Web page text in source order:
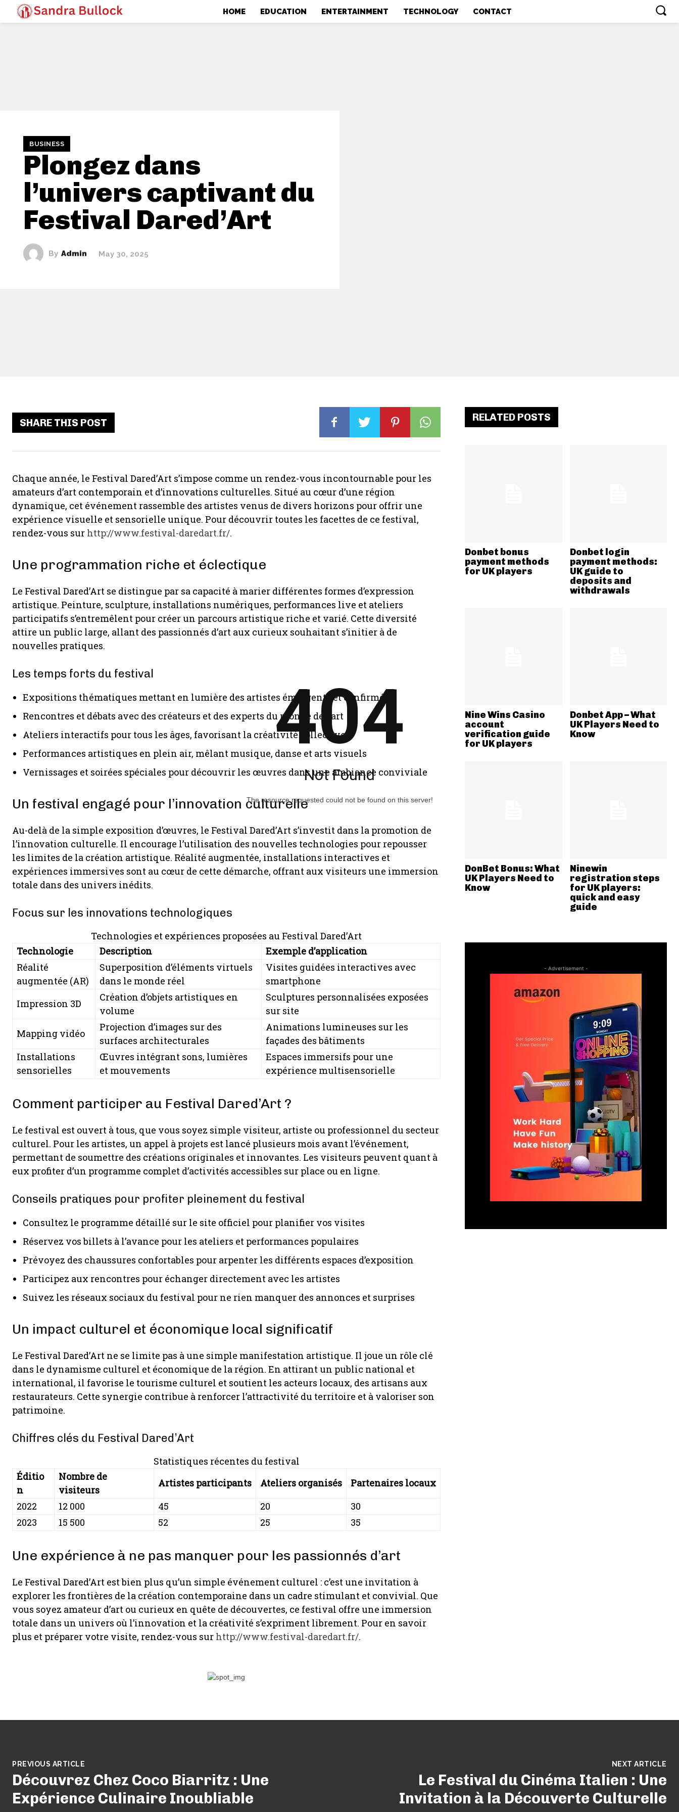
HOME EDUCATION ENTERTAINMENT TECHNOLOGY CONTACT
BUSINESS
Plongez dans
l’univers captivant du
Festival Dared’Art
By Admin May 30, 2025
SHARE THIS POST
Chaque année, le Festival Dared’Art s’impose comme un rendez-vous incontournable pour les
amateurs d’art contemporain et d’innovations culturelles. Situé au cœur d’une région
dynamique, cet événement rassemble des artistes venus de divers horizons pour offrir une
expérience visuelle et sensorielle unique. Pour découvrir toutes les facettes de ce festival,
rendez-vous sur http://www.festival-daredart.fr/.
Une programmation riche et éclectique
Le Festival Dared’Art se distingue par sa capacité à marier différentes formes d’expression
artistique. Peinture, sculpture, installations numériques, performances live et ateliers
participatifs s’entremêlent pour créer un parcours artistique riche et varié. Cette diversité
attire un public large, allant des passionnés d’art aux curieux souhaitant s’initier à de
nouvelles pratiques.
Les temps forts du festival
Expositions thématiques mettant en lumière des artistes émergents et confirmés
Rencontres et débats avec des créateurs et des experts du monde de l’art
Ateliers interactifs pour tous les âges, favorisant la créativité collective
Performances artistiques en plein air, mêlant musique, danse et arts visuels
Vernissages et soirées spéciales pour découvrir les œuvres dans une ambiance conviviale
Un festival engagé pour l’innovation culturelle
Au-delà de la simple exposition d’œuvres, le Festival Dared’Art s’investit dans la promotion de
l’innovation culturelle. Il encourage l’utilisation des nouvelles technologies pour repousser
les limites de la création artistique. Réalité augmentée, installations interactives et
expériences immersives sont au cœur de cette démarche, offrant aux visiteurs une immersion
totale dans des univers inédits.
Focus sur les innovations technologiques
Technologies et expériences proposées au Festival Dared’Art
Technologie
Description
Exemple d’application
Réalité
augmentée (AR)
Superposition d’éléments virtuels
dans le monde réel
Visites guidées interactives avec
smartphone
Impression 3D
Création d’objets artistiques en
volume
Sculptures personnalisées exposées
sur site
Mapping vidéo
Projection d’images sur des
surfaces architecturales
Animations lumineuses sur les
façades des bâtiments
Installations
sensorielles
Œuvres intégrant sons, lumières
et mouvements
Espaces immersifs pour une
expérience multisensorielle
Comment participer au Festival Dared’Art ?
Le festival est ouvert à tous, que vous soyez simple visiteur, artiste ou professionnel du secteur
culturel. Pour les artistes, un appel à projets est lancé plusieurs mois avant l’événement,
permettant de soumettre des créations originales et innovantes. Les visiteurs peuvent quant à
eux profiter d’un programme complet d’activités accessibles sur place ou en ligne.
Conseils pratiques pour profiter pleinement du festival
Consultez le programme détaillé sur le site officiel pour planifier vos visites
Réservez vos billets à l’avance pour les ateliers et performances populaires
Prévoyez des chaussures confortables pour arpenter les différents espaces d’exposition
Participez aux rencontres pour échanger directement avec les artistes
Suivez les réseaux sociaux du festival pour ne rien manquer des annonces et surprises
Un impact culturel et économique local significatif
Le Festival Dared’Art ne se limite pas à une simple manifestation artistique. Il joue un rôle clé
dans le dynamisme culturel et économique de la région. En attirant un public national et
international, il favorise le tourisme culturel et soutient les acteurs locaux, des artisans aux
restaurateurs. Cette synergie contribue à renforcer l’attractivité du territoire et à valoriser son
patrimoine.
Chiffres clés du Festival Dared’Art
Statistiques récentes du festival
Éditio
n
Nombre de
visiteurs
Artistes participants Ateliers organisés
Partenaires locaux
2022
12 000 45 20
30
2023
15 500 52 25 35
Une expérience à ne pas manquer pour les passionnés d’art
Le Festival Dared’Art est bien plus qu’un simple événement culturel : c’est une invitation à
explorer les frontières de la création contemporaine dans un cadre stimulant et convivial. Que
vous soyez amateur d’art ou curieux en quête de découvertes, ce festival offre une immersion
totale dans un univers où l’innovation et la créativité s’expriment librement. Pour en savoir
plus et préparer votre visite, rendez-vous sur http://www.festival-daredart.fr/.
RELATED POSTS
Donbet bonus
payment methods
for UK players
Donbet login
payment methods:
UK guide to
deposits and
withdrawals
Nine Wins Casino
account
verification guide
for UK players
Donbet App – What
UK Players Need to
Know
DonBet Bonus: What
UK Players Need to
Know
Ninewin
registration steps
for UK players:
quick and easy
guide
- Advertisement -
PREVIOUS ARTICLE
Découvrez Chez Coco Biarritz : Une
Expérience Culinaire Inoubliable
NEXT ARTICLE
Le Festival du Cinéma Italien : Une
Invitation à la Découverte Culturelle
404
Not Found
The resource requested could not be found on this server!